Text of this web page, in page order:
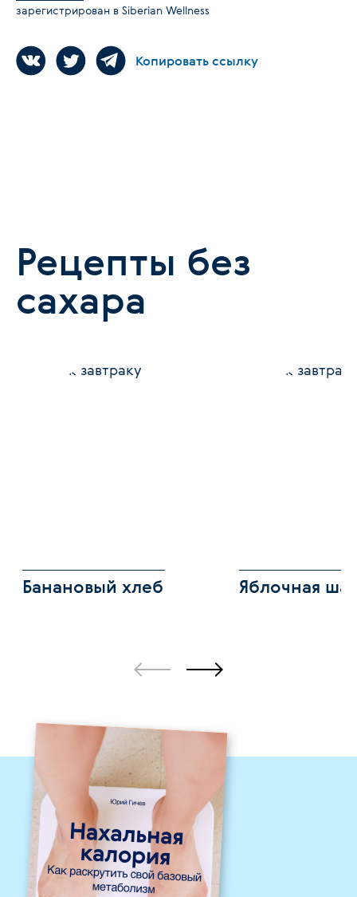
зарегистрирован в Siberian Wellness
Копировать ссылку
Рецепты без
сахара
Банановый хлеб Яблочная